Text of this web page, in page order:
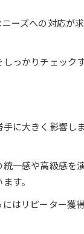
ト
ーズへの対応が
っかりチェック
に大きく影響し
一感や高級感を
す。
はリピーター獲